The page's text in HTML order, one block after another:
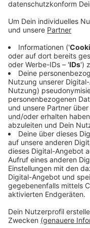
Anzeige
Was das für die
bedeutet, ist
Infoveranstaltung in
Johannes-Vincken-
zum Beispiel bis
Anschluss
Im Kernort und
bereits; in
rollen die Bagger
"Ein
Lebensqualität". Der
Anzeige